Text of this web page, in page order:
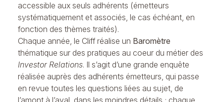
accessible aux seuls adhérents (émetteurs
systématiquement et associés, le cas échéant, en
fonction des thèmes traités).
Chaque année, le Cliff réalise un Baromètre
thématique sur des pratiques au coeur du métier des
Investor Relations. Il s’agit d’une grande enquête
réalisée auprès des adhérents émetteurs, qui passe
en revue toutes les questions liées au sujet, de
l’amont à l’aval, dans les moindres détails ; chaque